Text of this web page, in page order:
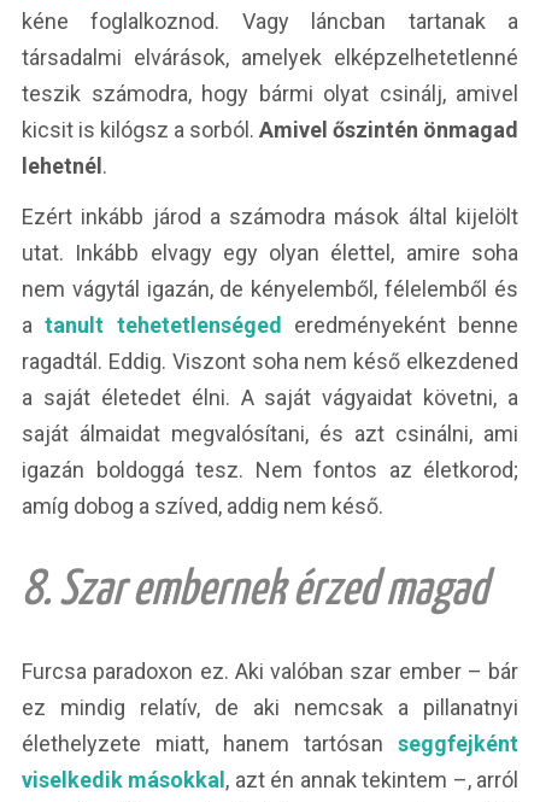
kéne foglalkoznod. Vagy láncban tartanak a
társadalmi elvárások, amelyek elképzelhetetlenné
teszik számodra, hogy bármi olyat csinálj, amivel
kicsit is kilógsz a sorból. Amivel őszintén önmagad
lehetnél .
Ezért inkább járod a számodra mások által kijelölt
utat. Inkább elvagy egy olyan élettel, amire soha
nem vágytál igazán, de kényelemből, félelemből és
atanult tehetetlenséged
eredményeként benne
ragadtál. Eddig. Viszont soha nem késő elkezdened
a saját életedet élni. A saját vágyaidat követni, a
saját álmaidat megvalósítani, és azt csinálni, ami
igazán boldoggá tesz. Nem fontos az életkorod;
amíg dobog a szíved, addig nem késő.
8. Szar embernek érzed magad
Furcsa paradoxon ez. Aki valóban szar ember – bár
ez mindig relatív, de aki nemcsak a pillanatnyi
élethelyzete miatt, hanem tartósan seggfejként
viselkedik másokkal , azt én annak tekintem –, arról